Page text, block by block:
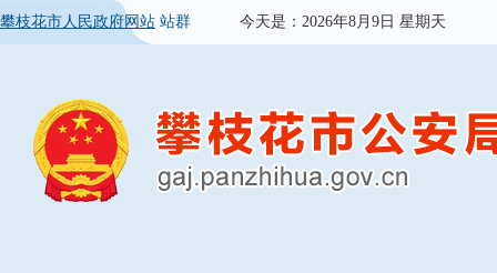
攀枝花市人民政府网站 站群 今天是： 2026年8月9日 星期天